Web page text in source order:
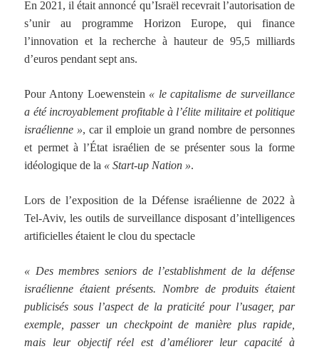
En 2021, il était annoncé qu’Israël recevrait l’autorisation de
s’unir au programme Horizon Europe, qui finance
l’innovation et la recherche à hauteur de 95,5 milliards
d’euros pendant sept ans.
Pour Antony Loewenstein « le capitalisme de surveillance
a été incroyablement profitable à l’élite militaire et politique
israélienne », car il emploie un grand nombre de personnes
et permet à l’État israélien de se présenter sous la forme
idéologique de la « Start-up Nation ».
Lors de l’exposition de la Défense israélienne de 2022 à
Tel-Aviv, les outils de surveillance disposant d’intelligences
artificielles étaient le clou du spectacle
« Des membres seniors de l’establishment de la défense
israélienne étaient présents. Nombre de produits étaient
publicisés sous l’aspect de la praticité pour l’usager, par
exemple, passer un checkpoint de manière plus rapide,
mais leur objectif réel est d’améliorer leur capacité à